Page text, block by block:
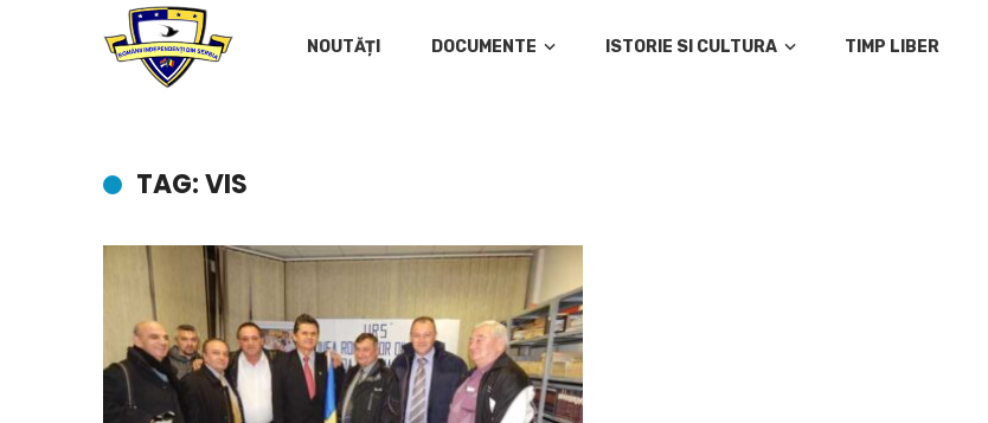
NOUTĂȚI DOCUMENTE ISTORIE SI CULTURA TIMP LIBER
TAG: VIS